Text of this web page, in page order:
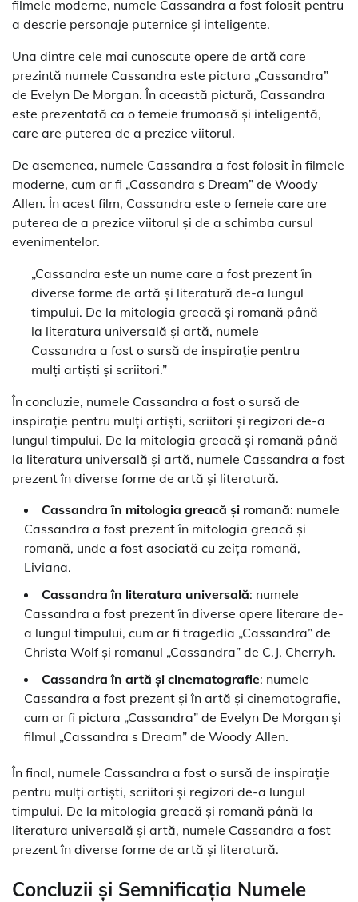
filmele moderne, numele Cassandra a fost folosit pentru
a descrie personaje puternice și inteligente.
Una dintre cele mai cunoscute opere de artă care
prezintă numele Cassandra este pictura „Cassandra”
de Evelyn De Morgan. În această pictură, Cassandra
este prezentată ca o femeie frumoasă și inteligentă,
care are puterea de a prezice viitorul.
De asemenea, numele Cassandra a fost folosit în filmele
moderne, cum ar fi „Cassandra s Dream” de Woody
Allen. În acest film, Cassandra este o femeie care are
puterea de a prezice viitorul și de a schimba cursul
evenimentelor.
„Cassandra este un nume care a fost prezent în
diverse forme de artă și literatură de-a lungul
timpului. De la mitologia greacă și romană până
la literatura universală și artă, numele
Cassandra a fost o sursă de inspirație pentru
mulți artiști și scriitori.”
În concluzie, numele Cassandra a fost o sursă de
inspirație pentru mulți artiști, scriitori și regizori de-a
lungul timpului. De la mitologia greacă și romană până
la literatura universală și artă, numele Cassandra a fost
prezent în diverse forme de artă și literatură.
Cassandra în mitologia greacă și romană: numele
Cassandra a fost prezent în mitologia greacă și
romană, unde a fost asociată cu zeița romană,
Liviana.
Cassandra în literatura universală: numele
Cassandra a fost prezent în diverse opere literare de-
a lungul timpului, cum ar fi tragedia „Cassandra” de
Christa Wolf și romanul „Cassandra” de C.J. Cherryh.
Cassandra în artă și cinematografie: numele
Cassandra a fost prezent și în artă și cinematografie,
cum ar fi pictura „Cassandra” de Evelyn De Morgan și
filmul „Cassandra s Dream” de Woody Allen.
În final, numele Cassandra a fost o sursă de inspirație
pentru mulți artiști, scriitori și regizori de-a lungul
timpului. De la mitologia greacă și romană până la
literatura universală și artă, numele Cassandra a fost
prezent în diverse forme de artă și literatură.
Concluzii și Semnificația Numele